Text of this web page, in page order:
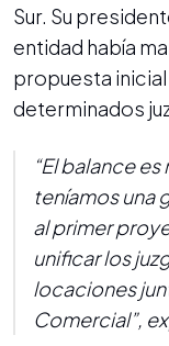
Sur. Su
entidad había
propuesta
determinados
“El balance
teníamos una
al primer
unificar los
locaciones
Comercial”,